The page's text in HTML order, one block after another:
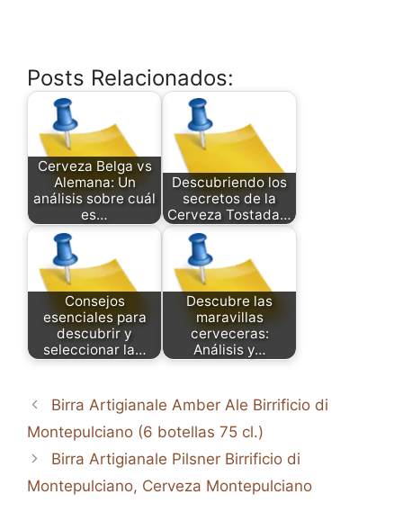
Posts Relacionados:
Cerveza Belga vs
Alemana: Un
análisis sobre cuál
es…
Descubriendo los
secretos de la
Cerveza Tostada…
Consejos
esenciales para
descubrir y
seleccionar la…
Descubre las
maravillas
cerveceras:
Análisis y…
Birra Artigianale Amber Ale Birrificio di
Montepulciano (6 botellas 75 cl.)
Birra Artigianale Pilsner Birrificio di
Montepulciano, Cerveza Montepulciano